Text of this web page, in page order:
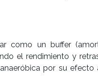
como un buffer
el rendimiento y
por su